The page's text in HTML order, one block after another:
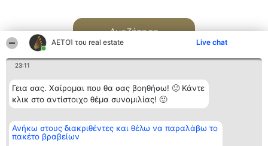
ΑΕΤΟΊ του real estate Live chat
23:11
Γεια σας. Χαίρομαι που θα σας βοηθήσω! 🙂 Κάντε
κλικ στο αντίστοιχο θέμα συνομιλίας! 🙂
Ανήκω στους διακριθέντες και θέλω να παραλάβω το
πακέτο βραβείων
Αναζήτηση
Διοργανωτής της
κατάταξης
BEAUTIFUL COMPANY
Κατάταξη
Διακριθέντες
Επικοινωνία
Επικοινωνία